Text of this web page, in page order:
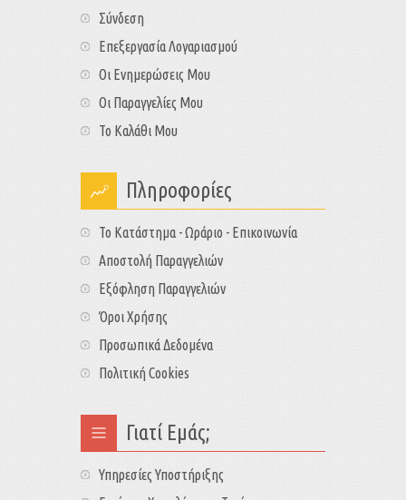
Σύνδεση
Επεξεργασία Λογαριασμού
Οι Ενημερώσεις Μου
Οι Παραγγελίες Μου
Το Καλάθι Μου
Πληροφορίες
Το Κατάστημα - Ωράριο - Επικοινωνία
Αποστολή Παραγγελιών
Εξόφληση Παραγγελιών
Όροι Χρήσης
Προσωπικά Δεδομένα
Πολιτική Cookies
Γιατί Εμάς;
Υπηρεσίες Υποστήριξης